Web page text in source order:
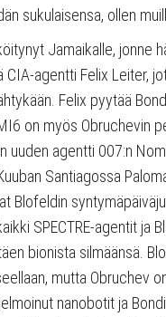
sukulaisensa, ollen
Jamaikalle, jonne
CIA-agentti Felix Leiter,
Felix pyytää
on myös Obruchevin
uuden agentti 007:n
Santiagossa
Blofeldin
SPECTRE-agentit ja
bionista silmäänsä.
mutta Obruchev
nanobotit ja